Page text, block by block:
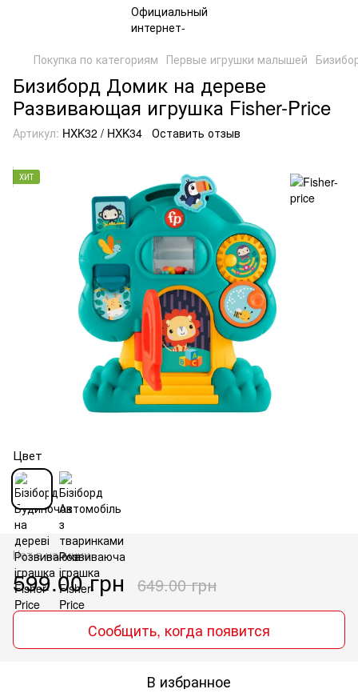
Покупка по категориям Первые игрушки малышей
Бизиборд Домик на дереве
Развивающая игрушка Fisher-Price
Артикул: HXK32 / HXK34 Оставить отзыв
ХИТ
Цвет
Нет в наличии
599.00 грн 649.00 грн
Сообщить, когда появится
В избранное